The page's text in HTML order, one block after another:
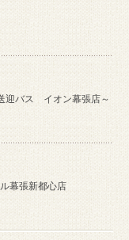
迎バス イオン幕張店～
幕張新都心店